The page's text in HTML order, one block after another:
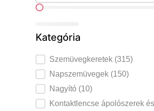
Ár szerint
Kategória
Szemüvegkeretek
Szemüvegkeretek (315)
Napszemüvegek kategória
Napszemüvegek (150)
Nagyító kategória
Nagyító (10)
Kontaktlencse
Kontaktlencse ápolószerek